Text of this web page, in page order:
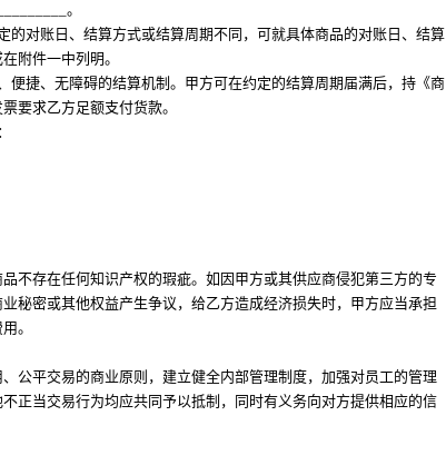
。
的对账日、结算方式或结算周期不同，可就具体商品的对账日、结算
附件一中列明。
便捷、无障碍的结算机制。甲方可在约定的结算周期届满后，持《商
要求乙方足额支付货款。
不存在任何知识产权的瑕疵。如因甲方或其供应商侵犯第三方的专
秘密或其他权益产生争议，给乙方造成经济损失时，甲方应当承担
。
公平交易的商业原则，建立健全内部管理制度，加强对员工的管理
正当交易行为均应共同予以抵制，同时有义务向对方提供相应的信